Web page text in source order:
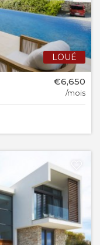
LOUÉ
€6,650
/mois